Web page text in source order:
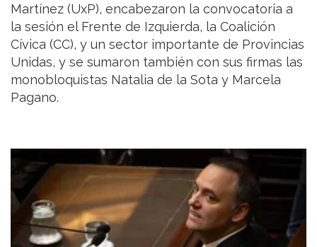
Martínez (UxP), encabezaron la convocatoria a
la sesión el Frente de Izquierda, la Coalición
Cívica (CC), y un sector importante de Provincias
Unidas, y se sumaron también con sus firmas las
monobloquistas Natalia de la Sota y Marcela
Pagano.